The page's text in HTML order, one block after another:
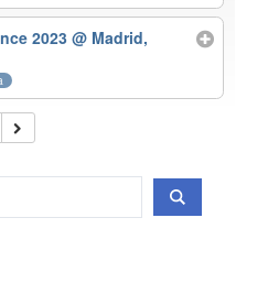
2023@ Madrid,